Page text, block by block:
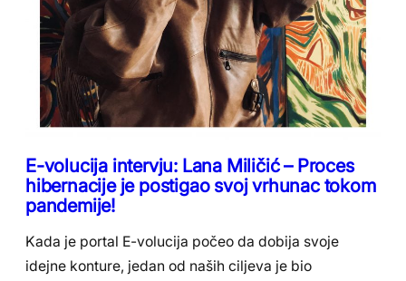
E-volucija intervju: Lana Miličić – Proces
hibernacije je postigao svoj vrhunac tokom
pandemije!
Kada je portal E-volucija počeo da dobija svoje
idejne konture, jedan od naših ciljeva je bio